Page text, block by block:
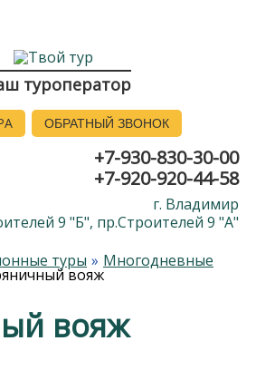
туроператор
ОБРАТНЫЙ ЗВОНОК
+7-930-830-30-00
+7-920-920-44-58
г. Владимир
9 "Б", пр.Строителей 9 "А"
туры Многодневные
вояж
вояж